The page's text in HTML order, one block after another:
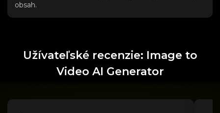
obsah.
Užívateľské recenzie: Image to
Video AI Generator